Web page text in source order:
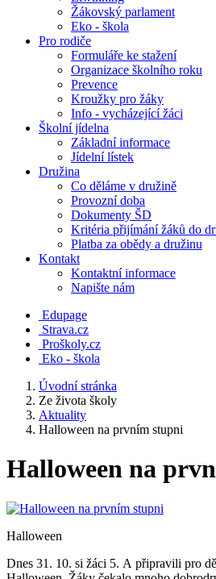
Žákovský parlament
Eko - škola
Pro rodiče
Formuláře ke stažení
Organizace školního roku
Prevence
Kroužky pro žáky
Info - vycházející žáci
Školní jídelna
Základní informace
Jídelní lístek
Družina
Co děláme v družině
Provozní doba
Dokumenty ŠD
Kritéria přijímání žáků do
Platba za obědy a družinu
Kontakt
Kontaktní informace
Napište nám
Edupage
Strava.cz
Proškoly.cz
Eko - škola
Úvodní stránka
Ze života školy
Aktuality
Halloween na prvním stupni
Halloween na
Halloween
Dnes 31. 10. si žáci 5. A připravili pro